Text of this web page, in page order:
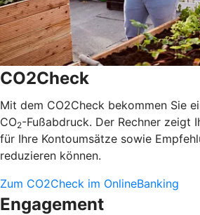
CO2Check
Mit dem CO2Check bekommen Sie
CO2-Fußabdruck. Der Rechner zeigt
für Ihre Kontoumsätze sowie
reduzieren können.
Zum CO2Check im OnlineBanking
Engagement